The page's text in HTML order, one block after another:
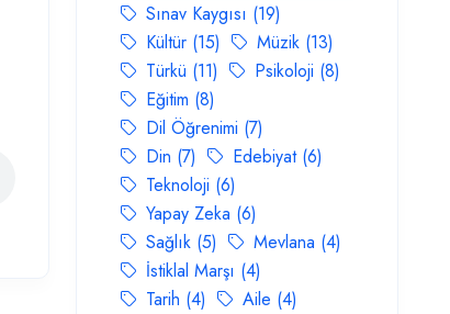
Sınav Kaygısı (19)
Kültür (15)
Müzik (13)
Türkü (11)
Psikoloji (8)
Eğitim (8)
Dil Öğrenimi (7)
Din (7)
Edebiyat (6)
Teknoloji (6)
Yapay Zeka (6)
Sağlık (5)
Mevlana (4)
İstiklal Marşı (4)
Tarih (4)
Aile (4)